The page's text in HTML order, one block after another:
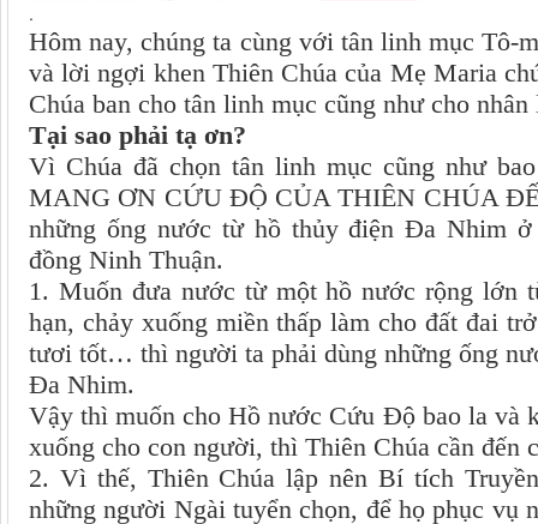
.
Hôm nay, chúng ta cùng với tân linh mục Tô-
và lời ngợi khen Thiên Chúa của Mẹ Maria
Chúa ban cho tân linh mục cũng như cho nhân
Tại sao phải tạ ơn?
Vì Chúa đã chọn tân linh mục cũng như
MANG ƠN CỨU ĐỘ CỦA THIÊN CHÚA
những ống nước từ hồ thủy điện Đa Nhim
đồng Ninh Thuận.
1. Muốn đưa nước từ một hồ nước rộng lớn
hạn, chảy xuống miền thấp làm cho đất đai
tươi tốt… thì người ta phải dùng những ống
Đa Nhim.
Vậy thì muốn cho Hồ nước Cứu Độ bao la và
xuống cho con người, thì Thiên Chúa cần đến
2. Vì thế, Thiên Chúa lập nên Bí tích
những người Ngài tuyển chọn, để họ phục vụ